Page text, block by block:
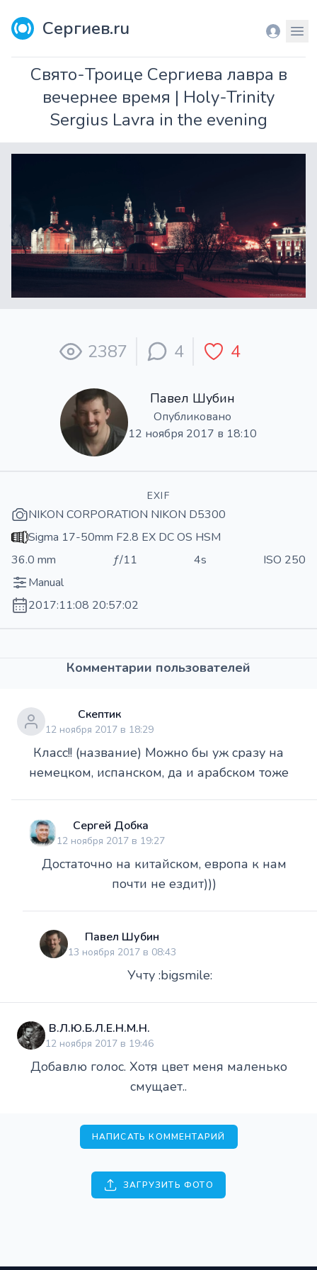
Сергиев.ru Вход
Свято-Троице Сергиева лавра в
вечернее время | Holy-Trinity
Sergius Lavra in the evening
2387 4 4
Павел Шубин
Опубликовано
12 ноября 2017 в 18:10
EXIF
NIKON CORPORATION NIKON D5300
Sigma 17-50mm F2.8 EX DC OS HSM
36.0 mm
ƒ/11 4s
ISO 250
Manual
2017:11:08 20:57:02
Комментарии пользователей
Скептик
12 ноября 2017 в 18:29
Класс!! (название) Можно бы уж сразу на
немецком, испанском, да и арабском тоже
Сергей Добка
12 ноября 2017 в 19:27
Достаточно на китайском, европа к нам
почти не ездит)))
Павел Шубин
13 ноября 2017 в 08:43
Учту :bigsmile:
В.Л.Ю.Б.Л.Е.Н.М.Н.
12 ноября 2017 в 19:46
Добавлю голос. Хотя цвет меня маленько
смущает..
НАПИСАТЬ КОММЕНТАРИЙ
ЗАГРУЗИТЬ ФОТО